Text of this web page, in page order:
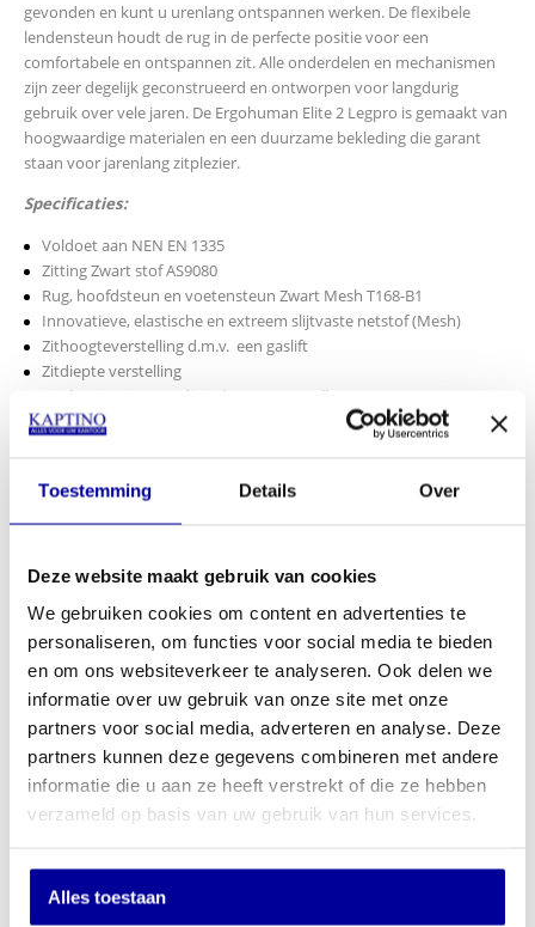
Toestemming Details Over
Deze website maakt gebruik van cookies
We gebruiken cookies om content en advertenties te
personaliseren, om functies voor social media te bieden
en om ons websiteverkeer te analyseren. Ook delen we
informatie over uw gebruik van onze site met onze
partners voor social media, adverteren en analyse. Deze
partners kunnen deze gegevens combineren met andere
informatie die u aan ze heeft verstrekt of die ze hebben
verzameld op basis van uw gebruik van hun services.
Alles toestaan
gevonden en kunt u urenlang ontspannen werken. De flexibele
lendensteun houdt de rug in de perfecte positie voor een
comfortabele en ontspannen zit. Alle onderdelen en mechanismen
zijn zeer degelijk geconstrueerd en ontworpen voor langdurig
gebruik over vele jaren. De Ergohuman Elite 2 Legpro is gemaakt van
hoogwaardige materialen en een duurzame bekleding die garant
staan voor jarenlang zitplezier.
Specificaties:
Voldoet aan NEN EN 1335
Zitting Zwart stof AS9080
Rug, hoofdsteun en voetensteun Zwart Mesh T168-B1
Innovatieve, elastische en extreem slijtvaste netstof (Mesh)
Zithoogteverstelling d.m.v. een gaslift
Zitdiepte verstelling
Rugleuning is 6-voudig in hoogte verstelbaar
Flexibele lendensteun met instelbare contactdruk
rughelling, op lichaamsgewicht instelbaar en vergrendelbaar in 5
posities
breedte en radiaal verstelbaar. Kantelbare handsteun (gaming
2D-hoofdsteun in hoogte en hoek verstelbaar
Robuust frame van aluminium
Negatieve instelling van rugleuning en zitting voor een hele
rechte, ergonomische zitpositie. ideaal voor gamen en schrijven.
Floating drift function / Recline mode: Wanneer u volledig naar
achteren en naar voren leunt, beweegt de zitting automatisch
mee naar voren en achteren in een lichte, glijdende functie.
Gebogen designvoet van gepolijst aluminium
Multifunctionele wielen, geschikt voor alle vloeren
Merk Comfort Workspace
Model Ergohuman Elite 2 Legpro HAM Ergohuman Gen2